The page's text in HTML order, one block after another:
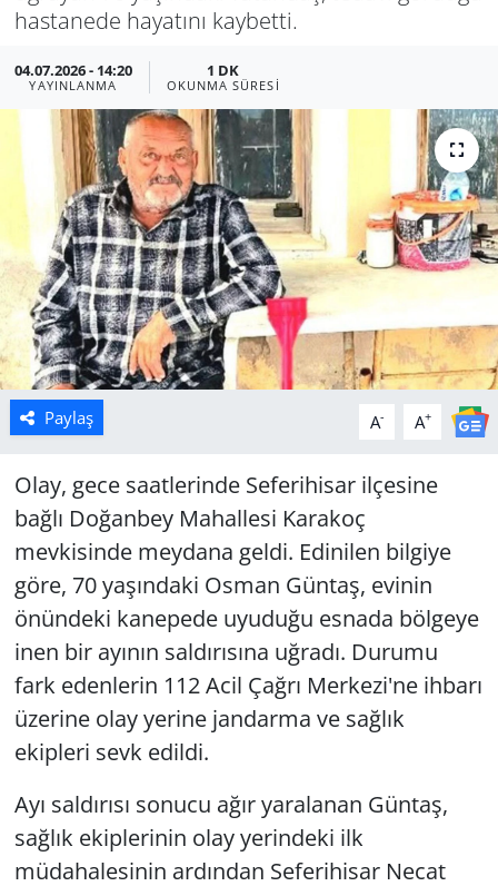
hastanede hayatını kaybetti.
04.07.2026 - 14:20
YAYINLANMA
1 DK
OKUNMA SÜRESI
Paylaş A- A+
Olay, gece saatlerinde Seferihisar ilçesine
bağlı Doğanbey Mahallesi Karakoç
mevkisinde meydana geldi. Edinilen bilgiye
göre, 70 yaşındaki Osman Güntaş, evinin
önündeki kanepede uyuduğu esnada bölgeye
inen bir ayının saldırısına uğradı. Durumu
fark edenlerin 112 Acil Çağrı Merkezi'ne ihbarı
üzerine olay yerine jandarma ve sağlık
ekipleri sevk edildi.
Ayı saldırısı sonucu ağır yaralanan Güntaş,
sağlık ekiplerinin olay yerindeki ilk
müdahalesinin ardından Seferihisar Necat
Manisa
Muğla
Politika
Uşak